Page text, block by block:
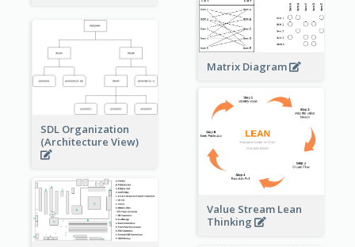
Matrix Diagram
SDL Organization
(Architecture View)
Value Stream Lean
Thinking